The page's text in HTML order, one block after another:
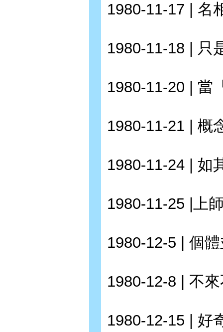
1980-11-17 | 名
1980-11-18 | 只
1980-11-20 | 當
1980-11-21 | 概
1980-11-24 | 如
1980-11-25 |上
1980-12-5 | 個
1980-12-8 | 不
1980-12-15 | 好